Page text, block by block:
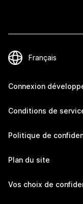
Connexion
Conditions de
Politique de
Plan du site
Vos choix de